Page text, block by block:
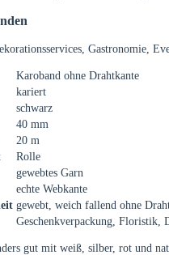
Gastronomie,
Karoband ohne Drahtkante
kariert
schwarz
40 mm
20 m
Rolle
gewebtes Garn
echte Webkante
gewebt, weich fallend ohne
Geschenkverpackung, Floristik,
gut mit weiß, silber, rot und